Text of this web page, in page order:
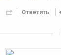
Ответить